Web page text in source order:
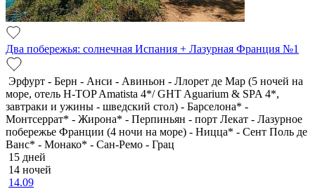
Два побережья: солнечная Испания + Лазурная Франция №1
Эрфурт - Берн - Анси - Авиньон - Ллорет де Мар (5 ночей на
море, отель H-TOP Amatista 4*/ GHT Aguarium & SPA 4*,
завтраки и ужины - шведский стол) - Барселона* -
Монтсеррат* - Жирона* - Перпиньян - порт Лекат - Лазурное
побережье Франции (4 ночи на море) - Ницца* - Сент Поль де
Ванс* - Монако* - Сан-Ремо - Грац
15 дней
14 ночей
14.09